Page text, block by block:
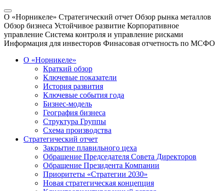
О «Норникеле» Стратегический отчет Обзор рынка металлов
Обзор бизнеса Устойчивое развитие Корпоративное
управление Система контроля и управление рисками
Информация для инвесторов Финасовая отчетность по МСФО
О «Норникеле»
Краткий обзор
Ключевые показатели
История развития
Ключевые события года
Бизнес-модель
География бизнеса
Структура Группы
Схема производства
Стратегический отчет
Закрытие плавильного цеха
Обращение Председателя Совета Директоров
Обращение Президента Компании
Приоритеты «Стратегии 2030»
Новая стратегическая концепция